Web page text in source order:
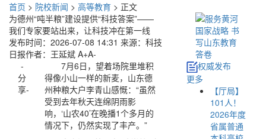
首页 > 院校新闻 > 高等教育 > 正文
为德州“吨半粮”建设提供“科技答案”——
我们专家要站出来，让科技冲在第一线
发布时间：2026-07-08 14:31 来源：科技
日报作者：王延斌 A+A-
-
分
享-
7月6日，望着场院里堆积
得像小山一样的新麦，山东德
州种粮大户李青山感慨：“虽然
受到去年秋天连绵阴雨影
响，‘山农40’在晚播1个多月的
情况下，仍然实现了丰产。”
权威发布
更多
【厅局】
101人！
2026年度
省属普通